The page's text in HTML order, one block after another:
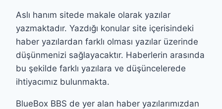
Aslı hanım sitede makale olarak yazılar
yazmaktadır. Yazdığı konular site içerisindeki
haber yazılardan farklı olması yazılar üzerinde
düşünmenizi sağlayacaktır. Haberlerin arasında
bu şekilde farklı yazılara ve düşüncelerede
ihtiyacımız bulunmakta.
BlueBox BBS de yer alan haber yazılarımızdan